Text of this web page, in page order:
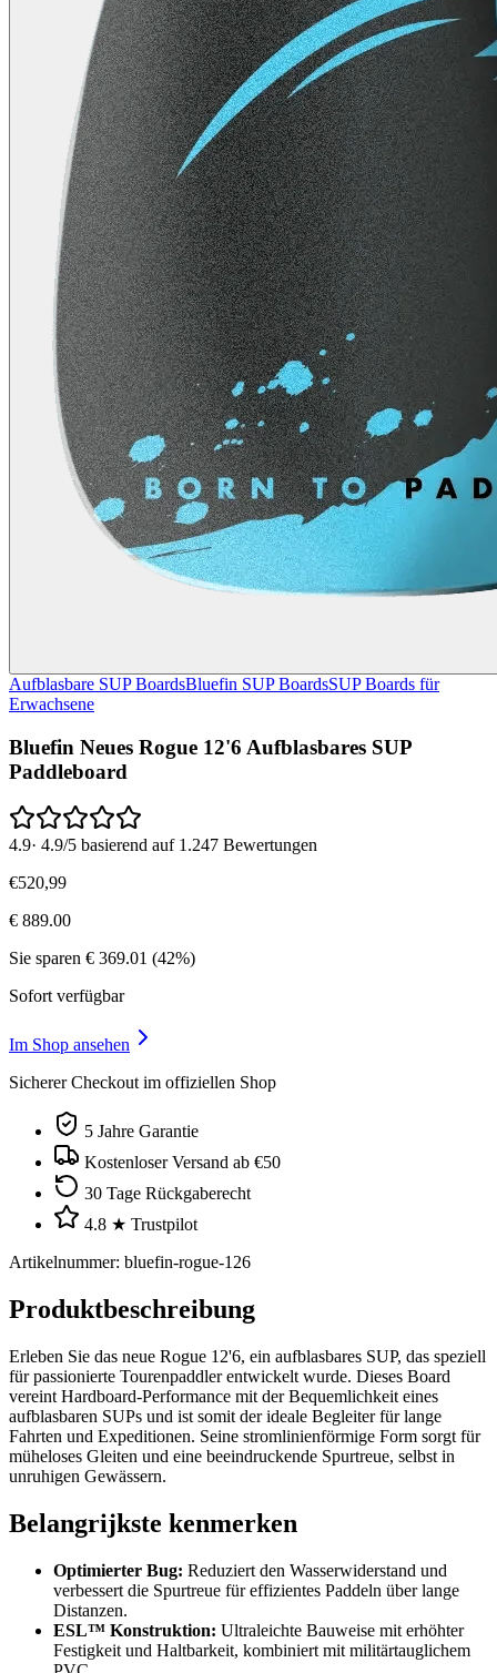
Aufblasbare SUP BoardsBluefin SUP BoardsSUP Boards für
Erwachsene
Bluefin Neues Rogue 12'6 Aufblasbares SUP
Paddleboard
4.9· 4.9/5 basierend auf 1.247 Bewertungen
€520,99
€ 889.00
Sie sparen € 369.01 (42%)
Sofort verfügbar
Im Shop ansehen
Sicherer Checkout im offiziellen Shop
5 Jahre Garantie
Kostenloser Versand ab €50
30 Tage Rückgaberecht
4.8 ★ Trustpilot
Artikelnummer: bluefin-rogue-126
Produktbeschreibung
Erleben Sie das neue Rogue 12'6, ein aufblasbares SUP, das speziell
für passionierte Tourenpaddler entwickelt wurde. Dieses Board
vereint Hardboard-Performance mit der Bequemlichkeit eines
aufblasbaren SUPs und ist somit der ideale Begleiter für lange
Fahrten und Expeditionen. Seine stromlinienförmige Form sorgt für
müheloses Gleiten und eine beeindruckende Spurtreue, selbst in
unruhigen Gewässern.
Belangrijkste kenmerken
Optimierter Bug: Reduziert den Wasserwiderstand und
verbessert die Spurtreue für effizientes Paddeln über lange
Distanzen.
ESL™ Konstruktion: Ultraleichte Bauweise mit erhöhter
Festigkeit und Haltbarkeit, kombiniert mit militärtauglichem